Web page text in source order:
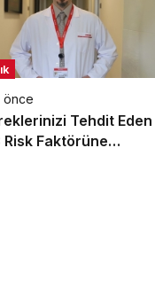
önce
Tehdit Eden
Risk Faktörüne